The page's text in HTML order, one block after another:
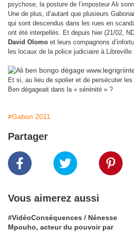
psychose, la posture de l’imposteur Ali
Une de plus, d’autant que plusieurs
qui sont descendus dans les rues en
ont été interpellés. Et depuis hier (21/02,
David Olomo et leurs compagnons
les locaux de la police judiciaire à Libreville.
Et si, au lieu de spolier et de persécuter les
Ben dégageait dans la « sérénité » ?
#Gabon 2011
Partager
Vous aimerez aussi
#VidéoConséquences / Nénesse
Mpouho, acteur du pouvoir par